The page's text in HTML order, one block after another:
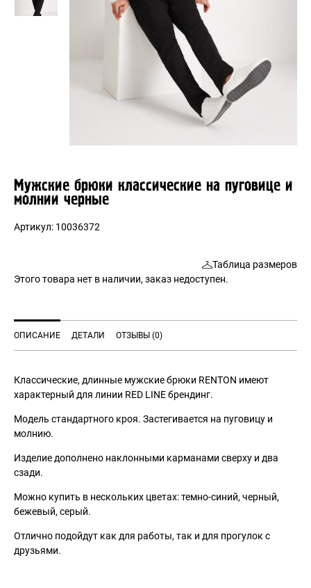
Мужские брюки классические на пуговице и
молнии черные
Артикул: 10036372
Таблица размеров
Этого товара нет в наличии, заказ недоступен.
ОПИСАНИЕ ДЕТАЛИ ОТЗЫВЫ (0)
Классические, длинные мужские брюки RENTON имеют
характерный для линии RED LINE брендинг.
Модель стандартного кроя. Застегивается на пуговицу и
молнию.
Изделие дополнено наклонными карманами сверху и два
сзади.
Можно купить в нескольких цветах: темно-синий, черный,
бежевый, серый.
Отлично подойдут как для работы, так и для прогулок с
друзьями.